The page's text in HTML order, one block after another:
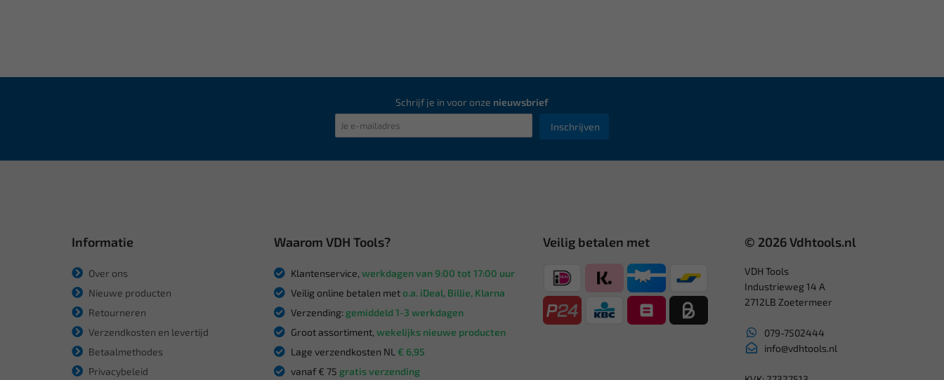
Schrijf je in voor onze nieuwsbrief
Inschrijven
Informatie
Over ons
Nieuwe producten
Retourneren
Verzendkosten en levertijd
Betaalmethodes
Privacybeleid
Waarom VDH Tools?
Klantenservice, werkdagen van 9:00 tot 17:00 uur
Veilig online betalen meto.a. iDeal, Billie, Klarna
Verzending: gemiddeld 1-3 werkdagen
Groot assortiment, wekelijks nieuwe producten
Lage verzendkosten NL € 6,95
vanaf € 75 gratis verzending
Veilig betalen met © 2026 Vdhtools.nl
VDH Tools
Industrieweg 14 A
2712LB Zoetermeer
079-7502444
info@vdhtools.nl